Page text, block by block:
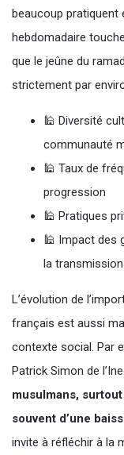
beaucoup pratiquent
hebdomadaire
que le jeûne du
strictement par
🕌 Diversité
communauté
🕌 Taux de
progression
🕌 Pratiques
🕌 Impact des
la transmission
L’évolution de
français est aussi
contexte social. Par
Patrick Simon de
musulmans,
souvent d’une
invite à réfléchir à la